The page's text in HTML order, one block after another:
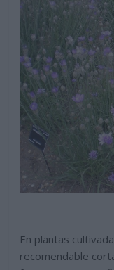
En plantas
recomendable